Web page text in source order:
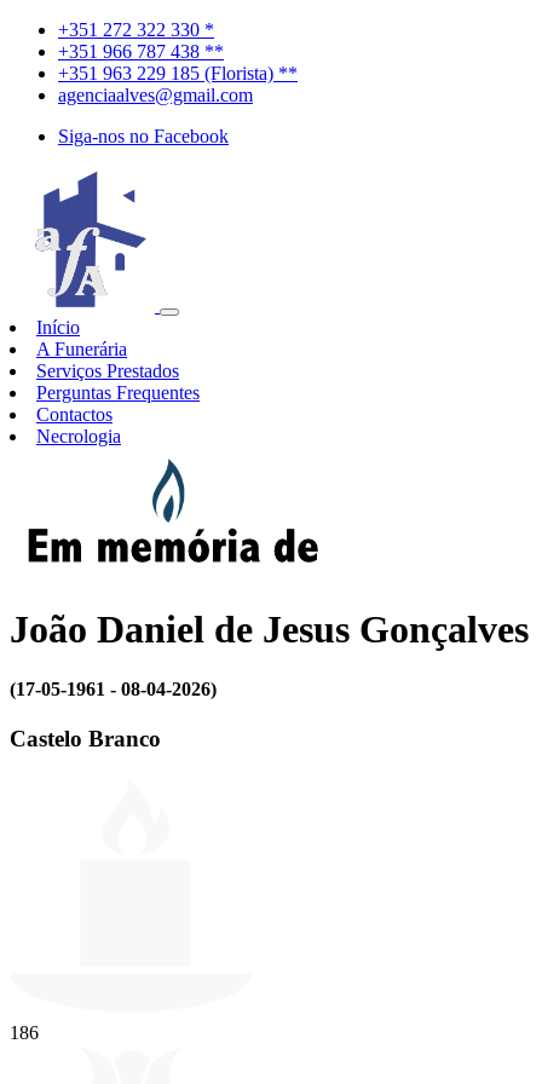
+351 272 322 330 *
+351 966 787 438 **
+351 963 229 185 (Florista) **
agenciaalves@gmail.com
Siga-nos no Facebook
Início
A Funerária
Serviços Prestados
Perguntas Frequentes
Contactos
Necrologia
João Daniel de Jesus Gonçalves
(17-05-1961 - 08-04-2026)
Castelo Branco
186